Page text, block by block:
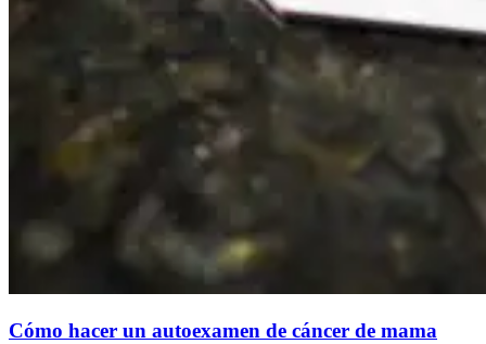
Cómo hacer un autoexamen de cáncer de mama